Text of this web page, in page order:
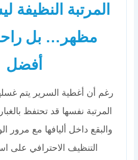
المرتبة
مظهر… بل
أفضل
رغم أن أغطية السرير يتم
المرتبة نفسها قد تحتفظ
والبقع داخل أليافها مع مرور
التنظيف الاحترافي على